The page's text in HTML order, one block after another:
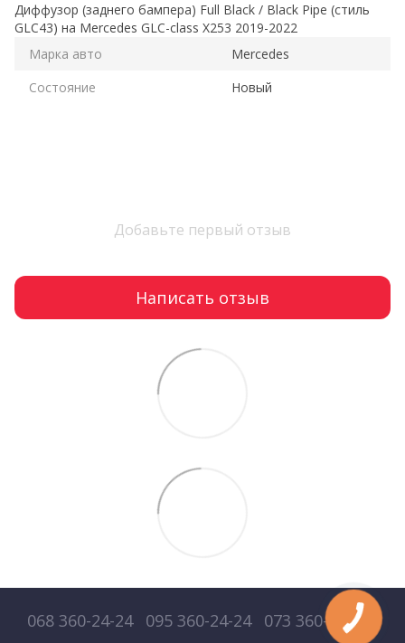
Диффузор (заднего бампера) Full Black / Black Pipe (стиль
GLC43) на Mercedes GLC-class X253 2019-2022
Марка авто
Mercedes
Состояние
Новый
Добавьте первый отзыв
Написать отзыв
068 360-24-24 095 360-24-24 073 360-24-24